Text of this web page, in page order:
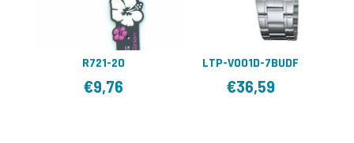
R721-20
€9,76
LTP-V001D-7BUDF
€36,59